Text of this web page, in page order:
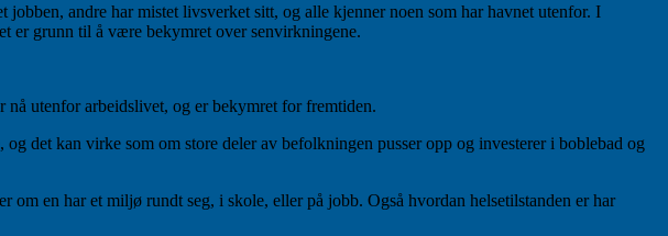
andre har mistet livsverket sitt, og alle kjenner noen som har havnet utenfor. I
er grunn til å være bekymret over senvirkningene.
nå utenfor arbeidslivet, og er bekymret for fremtiden.
det kan virke som om store deler av befolkningen pusser opp og investerer i boblebad og
en har et miljø rundt seg, i skole, eller på jobb. Også hvordan helsetilstanden er har